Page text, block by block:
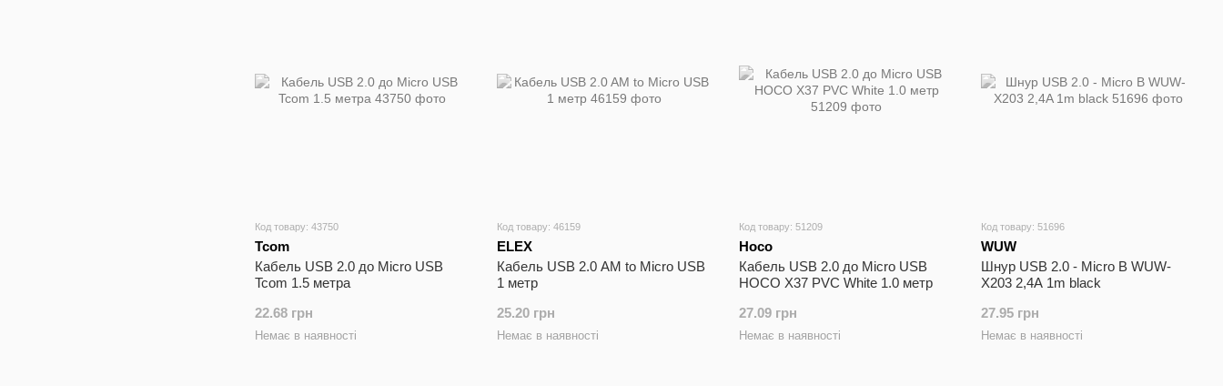
Код товару: 43750
Tcom
Кабель USB 2.0 до Micro USB
Tcom 1.5 метра
22.68 грн
Немає в наявності
Код товару: 46159
ELEX
Кабель USB 2.0 AM to Micro USB
1 метр
25.20 грн
Немає в наявності
Код товару: 51209
Hoco
Кабель USB 2.0 до Micro USB
HOCO X37 PVC White 1.0 метр
27.09 грн
Немає в наявності
Код товару: 51696
WUW
Шнур USB 2.0 - Micro В WUW-
X203 2,4A 1m black
27.95 грн
Немає в наявності